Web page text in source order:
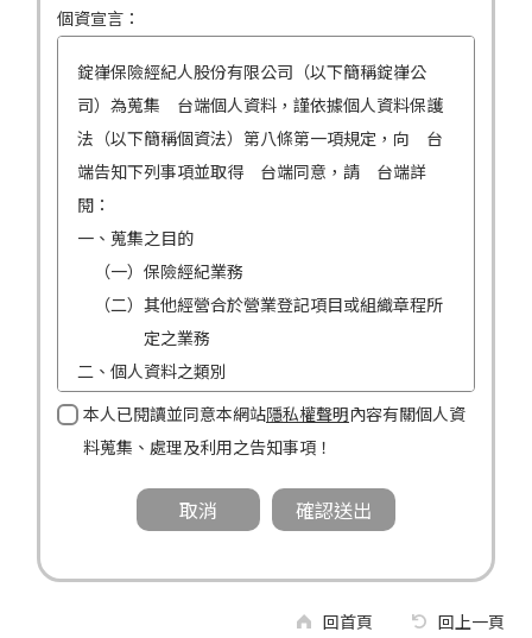
個資宣言：
錠嵂保險經紀人股份有限公司（以下簡稱錠嵂公
司）為蒐集 台端個人資料，謹依據個人資料保護
法（以下簡稱個資法）第八條第一項規定，向 台
端告知下列事項並取得 台端同意，請 台端詳
閱：
一、蒐集之目的
（一）保險經紀業務
（二）其他經營合於營業登記項目或組織章程所
定之業務
二、個人資料之類別
（一）姓名
（二）性別
三、個人資料利用之期間、地區、對象及方式
（一）期間：蒐集之目的存續期間及依法令規定
本人已閱讀並同意本網站隱私權聲明內容有關個人資
料蒐集、處理及利用之告知事項！
回首頁 回上一頁